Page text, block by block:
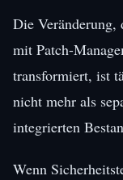
Die Veränderung,
mit Patch-
transformiert, ist
nicht mehr als
integrierten
Wenn